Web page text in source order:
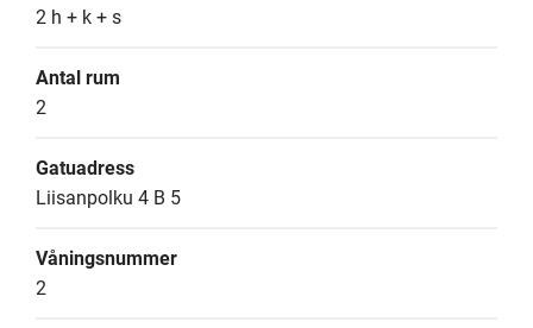
2 h + k + s
Antal rum
2
Gatuadress
Liisanpolku 4 B 5
Våningsnummer
2